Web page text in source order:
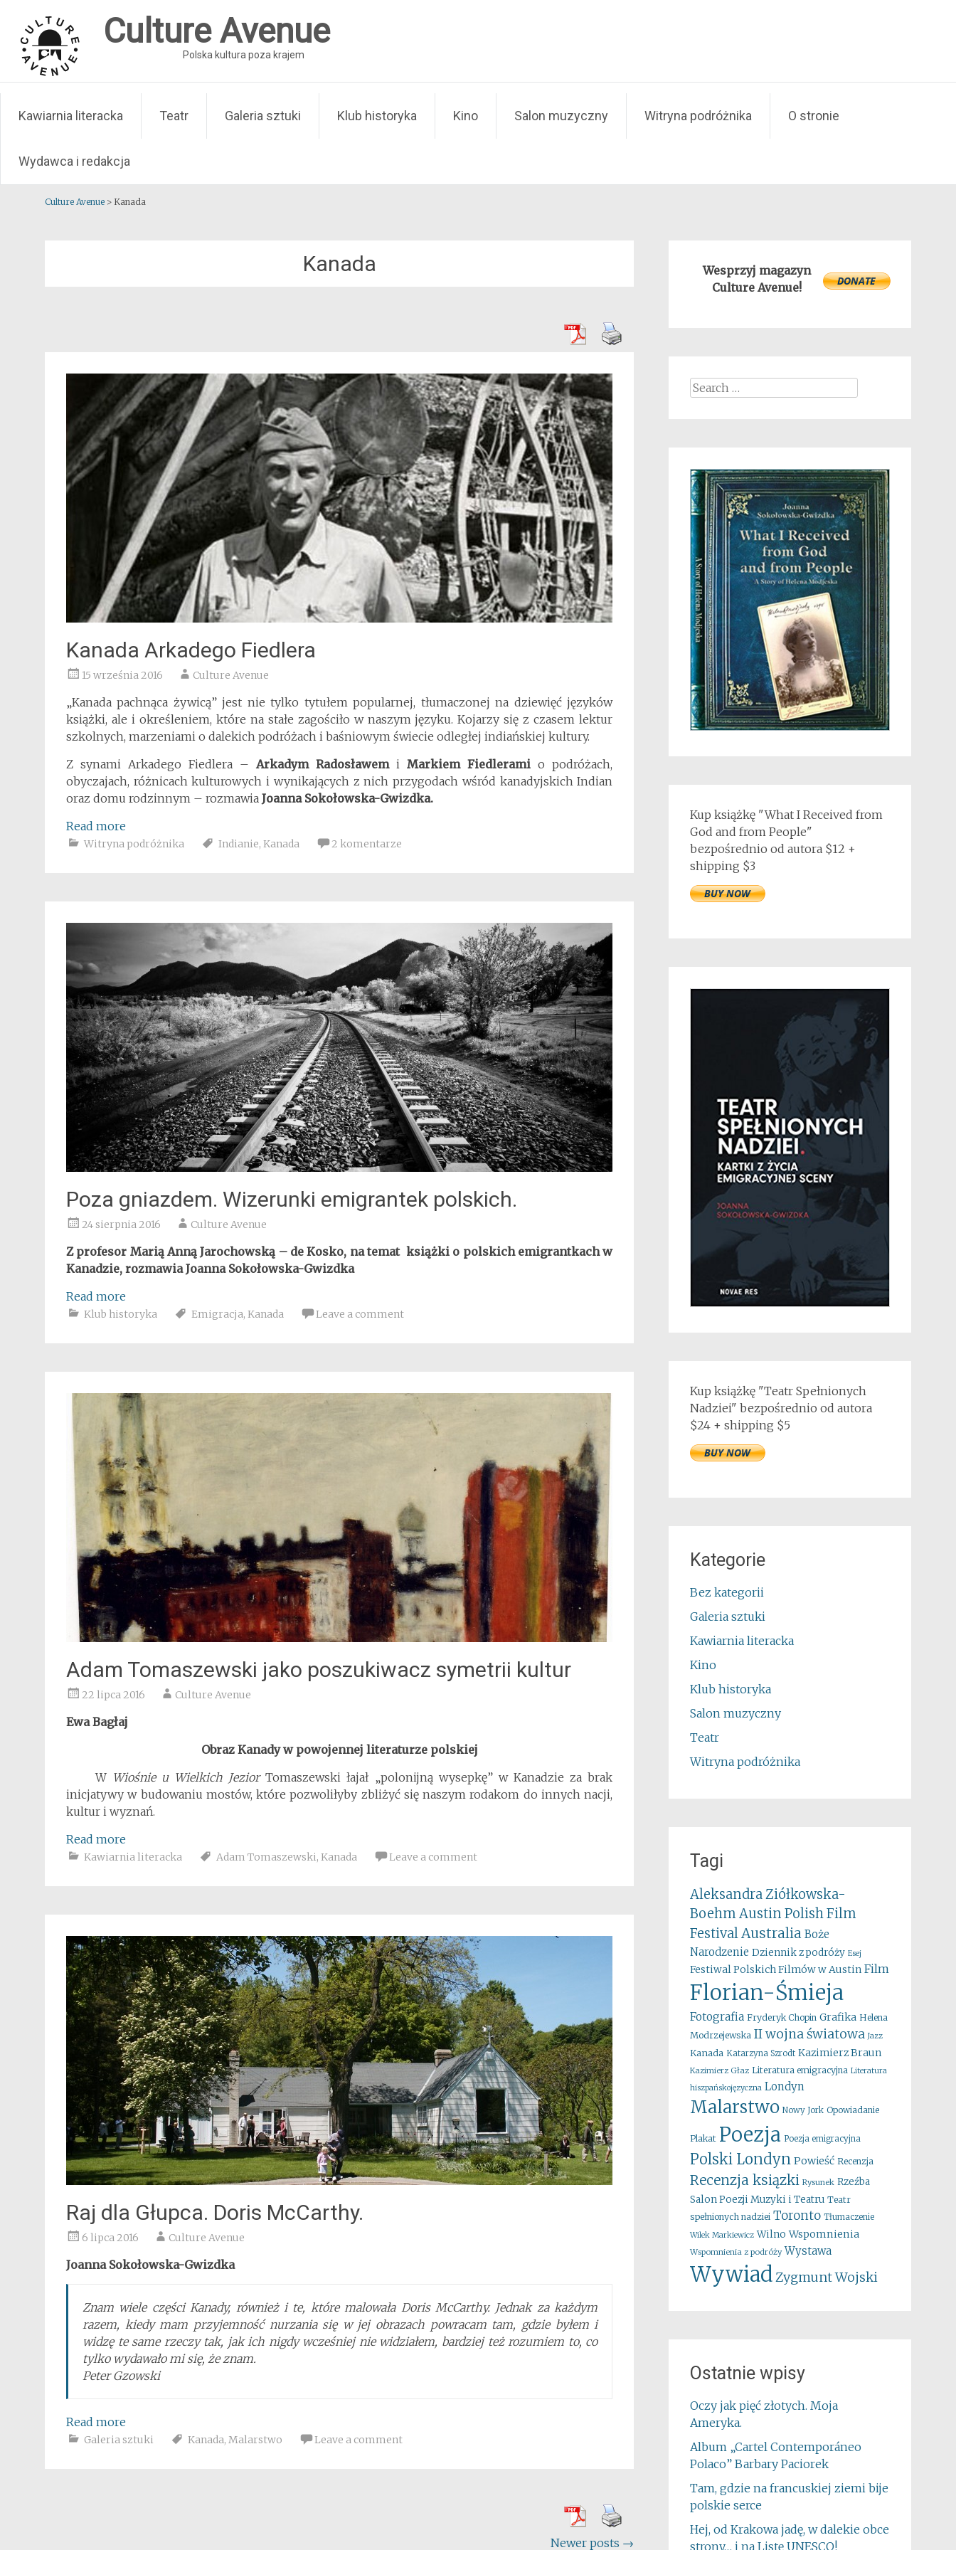
content
Culture Avenue
Polska kultura poza krajem
Kawiarnia literacka Teatr Galeria sztuki Klub historyka Kino Salon muzyczny Witryna podróżnika O stronie
Wydawca i redakcja
Culture Avenue > Kanada
Kanada
Kanada Arkadego Fiedlera
15 września 2016 Culture Avenue
„Kanada pachnąca żywicą” jest nie tylko tytułem popularnej, tłumaczonej na dziewięć języków
książki, ale i określeniem, które na stałe zagościło w naszym języku. Kojarzy się z czasem lektur
szkolnych, marzeniami o dalekich podróżach i baśniowym świecie odległej indiańskiej kultury.
Z synami Arkadego Fiedlera –Arkadym RadosławemiMarkiem Fiedlerami o podróżach,
obyczajach, różnicach kulturowych i wynikających z nich przygodach wśród kanadyjskich Indian
oraz domu rodzinnym – rozmawia Joanna Sokołowska-Gwizdka.
Read more
Witryna podróżnika Indianie, Kanada 2 komentarze
Poza gniazdem. Wizerunki emigrantek polskich.
24 sierpnia 2016 Culture Avenue
Z profesor Marią Anną Jarochowską – de Kosko, na temat książki o polskich emigrantkach w
Kanadzie, rozmawia Joanna Sokołowska-Gwizdka
Read more
Klub historyka Emigracja, Kanada Leave a comment
Adam Tomaszewski jako poszukiwacz symetrii kultur
22 lipca 2016 Culture Avenue
Ewa Bagłaj
Obraz Kanady w powojennej literaturze polskiej
W Wiośnie u Wielkich JeziorTomaszewski łajał „polonijną wysepkę” w Kanadzie za brak
inicjatywy w budowaniu mostów, które pozwoliłyby zbliżyć się naszym rodakom do innych nacji,
kultur i wyznań.
Read more
Kawiarnia literacka Adam Tomaszewski, Kanada Leave a comment
Raj dla Głupca. Doris McCarthy.
6 lipca 2016 Culture Avenue
Joanna Sokołowska-Gwizdka
Znam wiele części Kanady, również i te, które malowała Doris McCarthy. Jednak za każdym
razem, kiedy mam przyjemność nurzania się w jej obrazach powracam tam, gdzie byłem i
widzę te same rzeczy tak, jak ich nigdy wcześniej nie widziałem, bardziej też rozumiem to, co
tylko wydawało mi się, że znam.
Peter Gzowski
Read more
Galeria sztuki Kanada, Malarstwo Leave a comment
Newer posts →
Wesprzyj magazyn
Culture Avenue!
Search
Kup książkę "What I Received from
God and from People"
bezpośrednio od autora $12 +
shipping $3
Kup książkę "Teatr Spełnionych
Nadziei" bezpośrednio od autora
$24 + shipping $5
Kategorie
Bez kategorii
Galeria sztuki
Kawiarnia literacka
Kino
Klub historyka
Salon muzyczny
Teatr
Witryna podróżnika
Tagi
Aleksandra Ziółkowska-
Boehm Austin Polish Film
FestivalAustralia Boże
Narodzenie Dziennik z podróży Esej
Festiwal Polskich Filmów w Austin Film
Florian-Śmieja
Fotografia Fryderyk Chopin Grafika Helena
Modrzejewska II wojna światowa Jazz
Kanada Katarzyna Szrodt Kazimierz Braun
Kazimierz Głaz Literatura emigracyjna Literatura
hiszpańskojęzyczna Londyn
Malarstwo Nowy Jork Opowiadanie
Plakat Poezja Poezja emigracyjna
Polski Londyn Powieść Recenzja
Recenzja ksiązki Rysunek Rzeźba
Salon Poezji Muzyki i Teatru Teatr
spełnionych nadziei Toronto Tłumaczenie
Wilek Markiewicz Wilno Wspomnienia
Wspomnienia z podróży Wystawa
WywiadZygmunt Wojski
Ostatnie wpisy
Oczy jak pięć złotych. Moja
Ameryka.
Album „Cartel Contemporáneo
Polaco” Barbary Paciorek
Tam, gdzie na francuskiej ziemi bije
polskie serce
Hej, od Krakowa jadę, w dalekie obce
strony… i na Listę UNESCO!